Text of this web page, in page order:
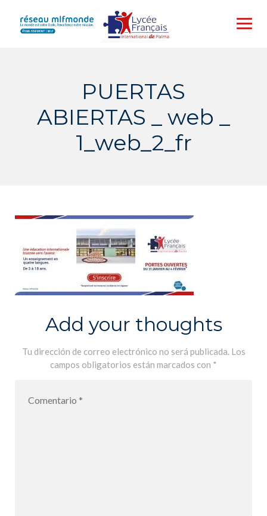
content
PUERTAS
ABIERTAS _ web _
1_web_2_fr
Add your thoughts
Tu dirección de correo electrónico no será publicada. Los
campos obligatorios están marcados con *